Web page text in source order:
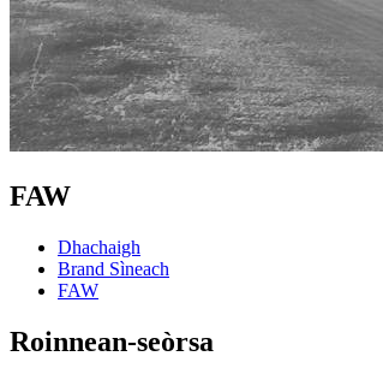
FAW
Dhachaigh
Brand Sìneach
FAW
Roinnean-seòrsa